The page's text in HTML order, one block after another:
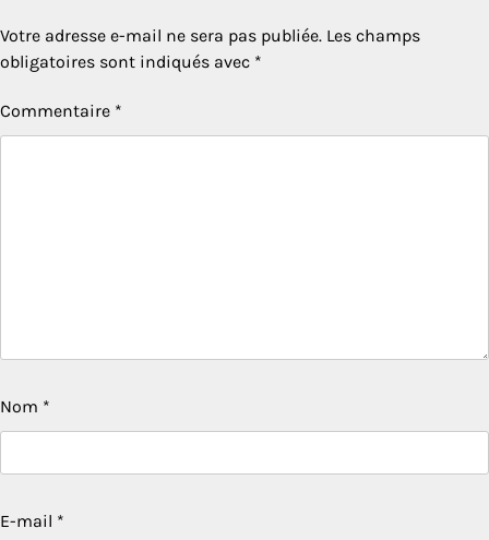
Votre adresse e-mail ne sera pas publiée. Les champs
obligatoires sont indiqués avec *
Commentaire *
Nom *
E-mail *